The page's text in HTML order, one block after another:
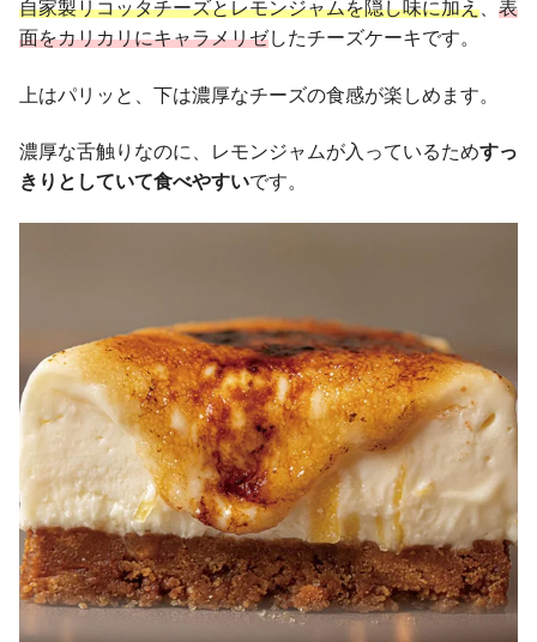
自家製リコッタチーズとレモンジャムを隠し味に加え
表
面をカリカリにキャラメリゼしたチーズケーキです。
上はパリッと、下は濃厚なチーズの食感が楽しめます。
濃厚な舌触りなのに、レモンジャムが入っているためすっ
きりとしていて食べやすいです。